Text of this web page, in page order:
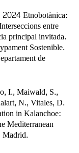
Etnobotànica:
entre
principal invitada.
Sostenible.
de
I., Maiwald, S.,
N., Vitales, D.
in Kalanchoe:
Mediterranean